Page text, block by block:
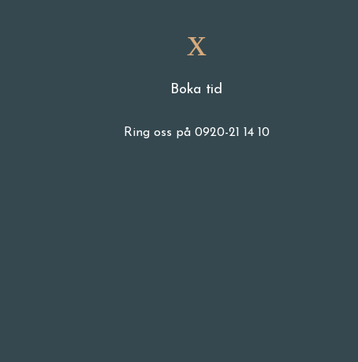
Boka tid
Ring oss på 0920-21 14 10